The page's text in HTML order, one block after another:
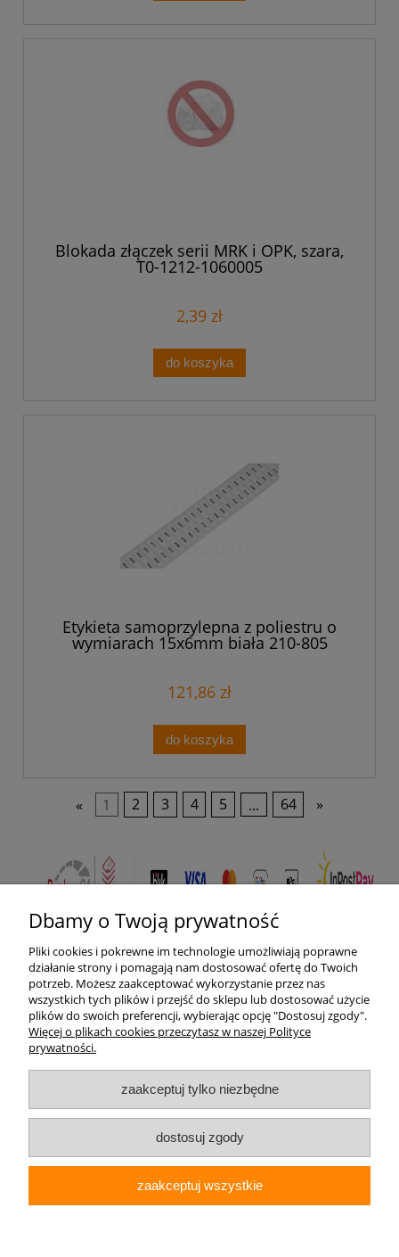
Blokada złączek serii MRK i OPK, szara,
T0-1212-1060005
2,39 zł
do koszyka
Etykieta samoprzylepna z poliestru o
wymiarach 15x6mm biała 210-805
121,86 zł
do koszyka
« 1 2 3 4 5 ... 64 »
Pomoc
Moje konto
Informacje
O nas
Elektrohurt24.pl
Dbamy o Twoją prywatność
Pliki cookies i pokrewne im technologie umożliwiają poprawne
działanie strony i pomagają nam dostosować ofertę do Twoich
potrzeb. Możesz zaakceptować wykorzystanie przez nas
wszystkich tych plików i przejść do sklepu lub dostosować użycie
plików do swoich preferencji, wybierając opcję "Dostosuj zgody".
Więcej o plikach cookies przeczytasz w naszej Polityce
prywatności.
zaakceptuj tylko niezbędne
dostosuj zgody
zaakceptuj wszystkie